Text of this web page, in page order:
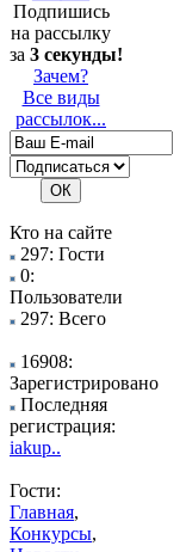
Подпишись
на рассылку
за 3 секунды!
Зачем?
Все виды
рассылок...
Кто на сайте
297: Гости
0:
Пользователи
297: Всего
16908:
Зарегистрировано
Последняя
регистрация:
iakup..
Гости:
Главная,
Конкурсы,